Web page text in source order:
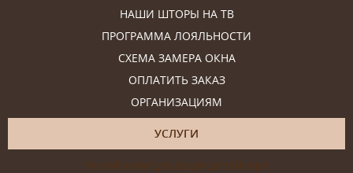
НАШИ ШТОРЫ НА ТВ
ПРОГРАММА ЛОЯЛЬНОСТИ
СХЕМА ЗАМЕРА ОКНА
ОПЛАТИТЬ ЗАКАЗ
ОРГАНИЗАЦИЯМ
УСЛУГИ
Онлайн-консультация дизайнера